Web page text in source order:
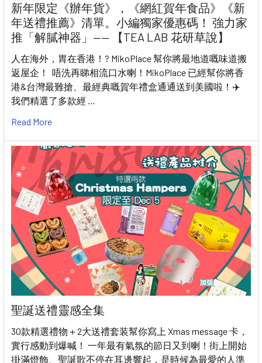
新年限定《辦年貨》，《網紅賀年食品》《新
年送禮推薦》清單。小編獨家優惠碼！ 強力家
推「解膩神器」—— 【TEA LAB 花研草說】
人在海外，胃在香港！? MikoPlace 幫你將最地道嘅味道搬
返屋企！ 唔洗再睇相流口水喇！MikoPlace 已經幫你將香
港&台灣最難搶、最經典嘅賀年禮盒通通送到美國啦！✈️
我們精選了多款經 …
Read More
聖誕送禮靈感全集
30款精選禮物＋2大送禮套装幫你寫上 Xmas message 卡，
實行感動到爆喊！ 一年最有氣氛的節日又到喇！街上開始
掛滿燈飾、聖誕歌不停在耳邊響起，是時候為最愛的人準